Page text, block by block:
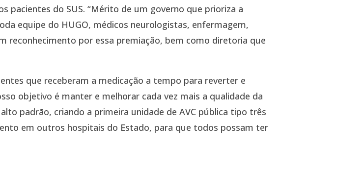
do SUS. “Mérito de um governo que prioriza a
equipe do HUGO, médicos neurologistas, enfermagem,
reconhecimento por essa premiação, bem como diretoria que
que receberam a medicação a tempo para reverter e
objetivo é manter e melhorar cada vez mais a qualidade da
padrão, criando a primeira unidade de AVC pública tipo três
em outros hospitais do Estado, para que todos possam ter